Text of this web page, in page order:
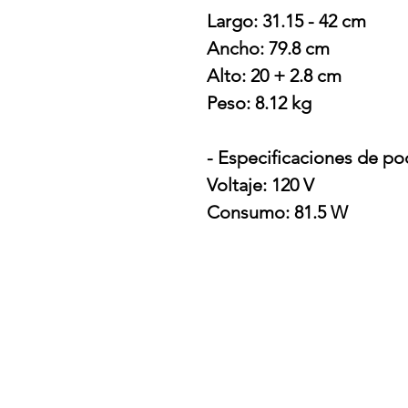
Largo: 31.15 - 42 cm
Ancho: 79.8 cm
Alto: 20 + 2.8 cm
Peso: 8.12 kg
- Especificaciones de
Voltaje: 120 V
Consumo: 81.5 W